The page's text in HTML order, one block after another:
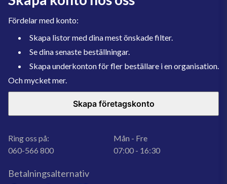
Fördelar med konto:
Skapa listor med dina mest önskade filter.
Se dina senaste beställningar.
Skapa underkonton för fler beställare i en organisation.
Och mycket mer.
Skapa företagskonto
Ring oss på:
060-566 800
Mån - Fre
07:00 - 16:30
Betalningsalternativ